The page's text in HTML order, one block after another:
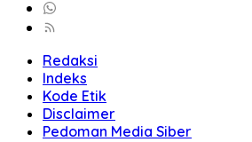
Redaksi
Indeks
Kode Etik
Disclaimer
Pedoman Media Siber